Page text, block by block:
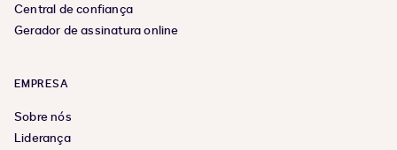
Central de confiança
Gerador de assinatura online
EMPRESA
Sobre nós
Liderança